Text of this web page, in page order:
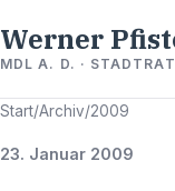
Werner
MDL A. D. ·
Start/Archiv/2009
23. Januar 2009